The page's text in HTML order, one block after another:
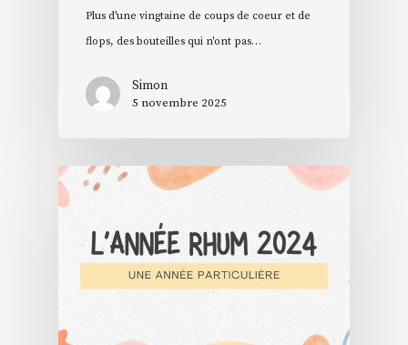
Plus d'une vingtaine de coups de coeur et de
flops, des bouteilles qui n'ont pas…
Simon
5 novembre 2025